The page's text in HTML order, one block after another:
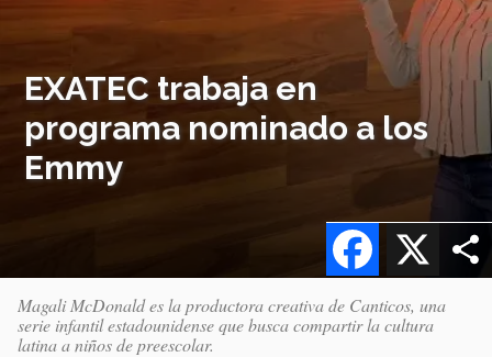
EXATEC trabaja en
programa nominado a los
Emmy
X
Facebook
Magali McDonald es la productora creativa de Canticos, una
serie infantil estadounidense que busca compartir la cultura
latina a niños de preescolar.